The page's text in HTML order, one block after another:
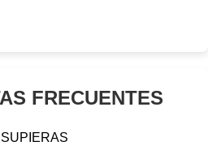
FRECUENTES